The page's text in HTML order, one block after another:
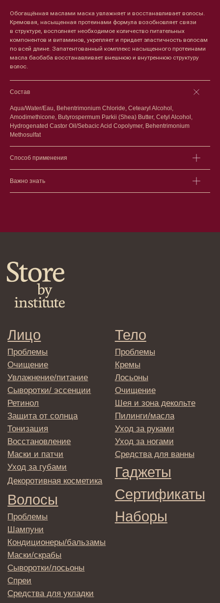
Обогащённая маслами маска увлажняет и восстанавливает волосы.
Кремовая, насыщенная протеинами формула возобновляет связи
в структуре, восполняет необходимое количество питательных
компонентов и витаминов, укрепляет и придает эластичность волосам
по всей длине. Запатентованный комплекс насыщенного протеинами
масла баобаба восстанавливает внешнюю и внутреннюю структуру
волос.
Состав
Aqua/Water/Eau, Behentrimonium Chloride, Cetearyl Alcohol,
Amodimethicone, Butyrospermum Parkii (Shea) Butter, Cetyl Alcohol,
Hydrogenated Castor Oil/Sebacic Acid Copolymer, Behentrimonium
Methosulfat
Способ применения
Важно знать
Тело
Кремы
Шея и зона декольте
Пилинги/масла
Уход за руками
Сертификаты
Клиентам
Система лояльности
Доставка и самовывоз
Оплата и возврат
Согласие на обработку
конфиденциальности
Договор оферта
Подписаться
E-mail
→
Отправляя адрес электронной почты
вы соглашаетесь с политикой в отношении
обработки персональных данных
Лицо
Очищение
Увлажнение/питание
Ретинол
Защита от солнца
Тонизация
Восстановление
Декоротивная косметика
Волосы
Спреи
© 2025 Institute Store